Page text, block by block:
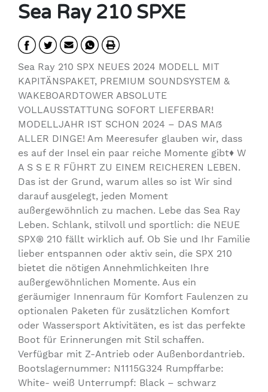
Sea Ray 210 SPXE
Sea Ray 210 SPX NEUES 2024 MODELL MIT
KAPITÄNSPAKET, PREMIUM SOUNDSYSTEM &
WAKEBOARDTOWER ABSOLUTE
VOLLAUSSTATTUNG SOFORT LIEFERBAR!
MODELLJAHR IST SCHON 2024 – DAS MAß
ALLER DINGE! Am Meeresufer glauben wir, dass
es auf der Insel ein paar reiche Momente gibt♦ W
A S S E R FÜHRT ZU EINEM REICHEREN LEBEN.
Das ist der Grund, warum alles so ist Wir sind
darauf ausgelegt, jeden Moment
außergewöhnlich zu machen. Lebe das Sea Ray
Leben. Schlank, stilvoll und sportlich: die NEUE
SPX® 210 fällt wirklich auf. Ob Sie und Ihr Familie
lieber entspannen oder aktiv sein, die SPX 210
bietet die nötigen Annehmlichkeiten Ihre
außergewöhnlichen Momente. Aus ein
geräumiger Innenraum für Komfort Faulenzen zu
optionalen Paketen für zusätzlichen Komfort
oder Wassersport Aktivitäten, es ist das perfekte
Boot für Erinnerungen mit Stil schaffen.
Verfügbar mit Z-Antrieb oder Außenbordantrieb.
Bootslagernummer: N1115G324 Rumpffarbe:
White- weiß Unterrumpf: Black – schwarz